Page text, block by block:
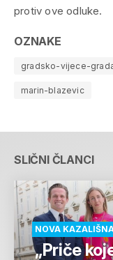
protiv ove odluke.
OZNAKE
gradsko-vijece-
marin-blazevic
SLIČNI ČLANCI
NOVA
„Priče